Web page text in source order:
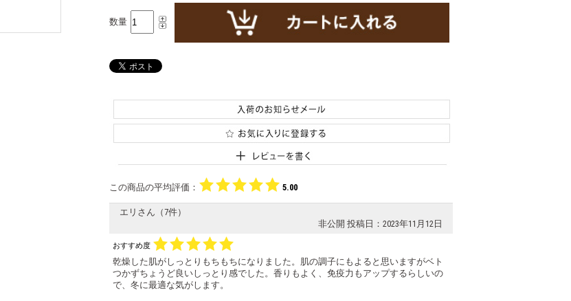
数量
この商品の平均評価： 5.00
エリさん（7件）
非公開 投稿日：2023年11月12日
おすすめ度
乾燥した肌がしっとりもちもちになりました。肌の調子にもよると思いますがベト
つかずちょうど良いしっとり感でした。香りもよく、免疫力もアップするらしいの
で、冬に最適な気がします。